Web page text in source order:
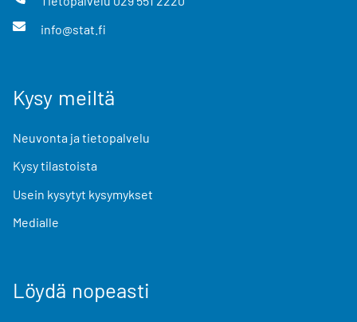
info@stat.fi
Kysy meiltä
Neuvonta ja tietopalvelu
Kysy tilastoista
Usein kysytyt kysymykset
Medialle
Löydä nopeasti